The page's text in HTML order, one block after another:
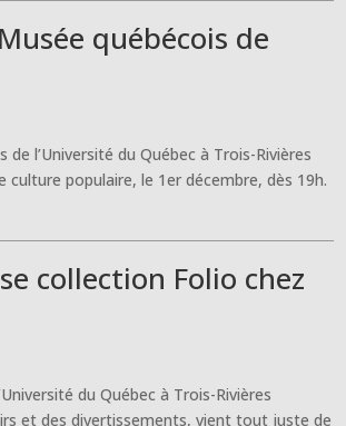
québécois de
l’Université du Québec à Trois-Rivières
populaire, le 1er décembre, dès 19h.
collection Folio chez
du Québec à Trois-Rivières
et des divertissements, vient tout juste de